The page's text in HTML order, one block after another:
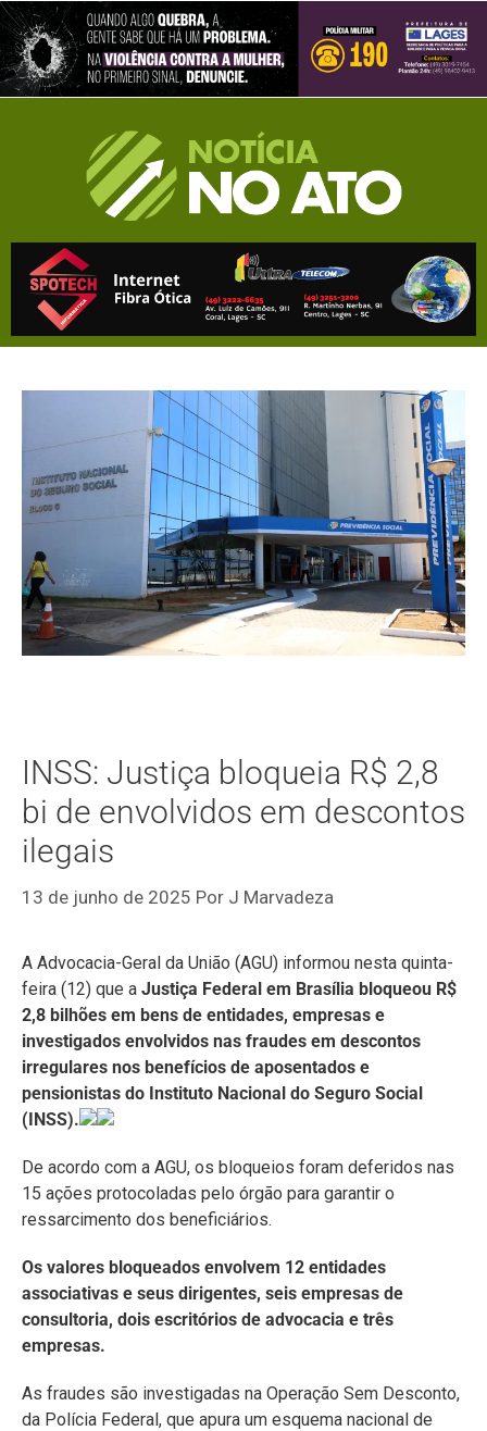
INSS: Justiça bloqueia R$ 2,8
bi de envolvidos em descontos
ilegais
13 de junho de 2025 Por J Marvadeza
A Advocacia-Geral da União (AGU) informou nesta quinta-
feira (12) que a Justiça Federal em Brasília bloqueou R$
2,8 bilhões em bens de entidades, empresas e
investigados envolvidos nas fraudes em descontos
irregulares nos benefícios de aposentados e
pensionistas do Instituto Nacional do Seguro Social
(INSS).
De acordo com a AGU, os bloqueios foram deferidos nas
15 ações protocoladas pelo órgão para garantir o
ressarcimento dos beneficiários.
Os valores bloqueados envolvem 12 entidades
associativas e seus dirigentes, seis empresas de
consultoria, dois escritórios de advocacia e três
empresas.
As fraudes são investigadas na Operação Sem Desconto,
da Polícia Federal, que apura um esquema nacional de